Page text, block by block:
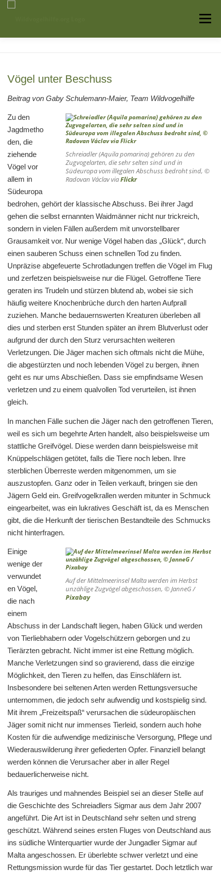
Menü
Auffangstationen
Vögel unter Beschuss
Beitrag von Gaby Schulemann-Maier, Team Wildvogelhilfe
Schreiadler (Aquila pomarina) gehören zu den
Zugvogelarten, die sehr selten sind und in
Südeuropa vom illegalen Abschuss bedroht sind, ©
Radovan Václav viaFlickr
Zu den
Jagdmetho
den, die
ziehende
Vögel vor
allem in
Südeuropa
bedrohen, gehört der klassische Abschuss. Bei ihrer Jagd
gehen die selbst ernannten Waidmänner nicht nur trickreich,
sondern in vielen Fällen außerdem mit unvorstellbarer
Grausamkeit vor. Nur wenige Vögel haben das „Glück“, durch
einen sauberen Schuss einen schnellen Tod zu finden.
Unpräzise abgefeuerte Schrotladungen treffen die Vögel im Flug
und zerfetzen beispielsweise nur die Flügel. Getroffene Tiere
geraten ins Trudeln und stürzen blutend ab, wobei sie sich
häufig weitere Knochenbrüche durch den harten Aufprall
zuziehen. Manche bedauernswerten Kreaturen überleben all
dies und sterben erst Stunden später an ihrem Blutverlust oder
aufgrund der durch den Sturz verursachten weiteren
Verletzungen. Die Jäger machen sich oftmals nicht die Mühe,
die abgestürzten und noch lebenden Vögel zu bergen, ihnen
geht es nur ums Abschießen. Dass sie empfindsame Wesen
verletzen und zu einem qualvollen Tod verurteilen, ist ihnen
gleich.
In manchen Fälle suchen die Jäger nach den getroffenen Tieren,
weil es sich um begehrte Arten handelt, also beispielsweise um
stattliche Greifvögel. Diese werden dann beispielsweise mit
Knüppelschlägen getötet, falls die Tiere noch leben. Ihre
sterblichen Überreste werden mitgenommen, um sie
auszustopfen. Ganz oder in Teilen verkauft, bringen sie den
Jägern Geld ein. Greifvogelkrallen werden mitunter in Schmuck
eingearbeitet, was ein lukratives Geschäft ist, da es Menschen
gibt, die die Herkunft der tierischen Bestandteile des Schmucks
nicht hinterfragen.
Auf der Mittelmeerinsel Malta werden im Herbst
unzählige Zugvögel abgeschossen, © JanneG /
Pixabay
Einige
wenige der
verwundet
en Vögel,
die nach
einem
Abschuss in der Landschaft liegen, haben Glück und werden
von Tierliebhabern oder Vogelschützern geborgen und zu
Tierärzten gebracht. Nicht immer ist eine Rettung möglich.
Manche Verletzungen sind so gravierend, dass die einzige
Möglichkeit, den Tieren zu helfen, das Einschläfern ist.
Insbesondere bei seltenen Arten werden Rettungsversuche
unternommen, die jedoch sehr aufwendig und kostspielig sind.
Mit ihrem „Freizeitspaß“ verursachen die südeuropäischen
Jäger somit nicht nur immenses Tierleid, sondern auch hohe
Kosten für die aufwendige medizinische Versorgung, Pflege und
Wiederauswilderung ihrer gefiederten Opfer. Finanziell belangt
werden können die Verursacher aber in aller Regel
bedauerlicherweise nicht.
Als trauriges und mahnendes Beispiel sei an dieser Stelle auf
die Geschichte des Schreiadlers Sigmar aus dem Jahr 2007
angeführt. Die Art ist in Deutschland sehr selten und streng
geschützt. Während seines ersten Fluges von Deutschland aus
ins südliche Winterquartier wurde der Jungadler Sigmar auf
Malta angeschossen. Er überlebte schwer verletzt und eine
Rettungsmission wurde für das Tier gestartet. Doch letztlich war